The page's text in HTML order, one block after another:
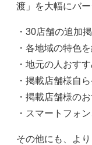
渡」を大幅にバ
・30店舗の追加
・各地域の特色
・地元の人おす
・掲載店舗様自
・掲載店舗様の
・スマートフォ
その他にも、よ